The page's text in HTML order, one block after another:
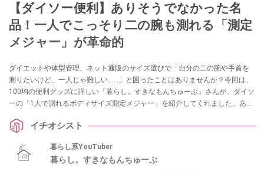
【ダイソー便利】ありそうでなかった名
品！一人でこっそり二の腕も測れる「測定
メジャー」が革命的
ダイエットや体型管理、ネット通販のサイズ選びで「自分の二の腕や手首を
測りたいけど、一人じゃ難しい……」と困ったことはありませんか？今回は、
100均の便利グッズに詳しい「暮らし。すきなもんちゅーぶ」さんが、ダイソ
ーの「1人で測れるボディサイズ測定メジャー」を紹介してくれました。あり
家に一台レベルの重宝アイテムです！
イチオシスト
暮らし系YouTuber
暮らし。すきなもんちゅーぶ